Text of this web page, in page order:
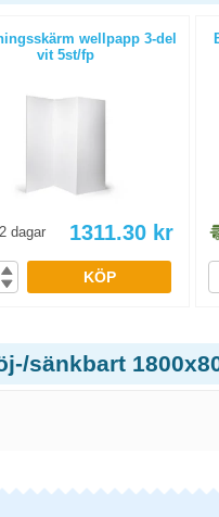
wellpapp 3-del
vit 5st/fp
dagar 1311.30 kr
KÖP
sänkbart